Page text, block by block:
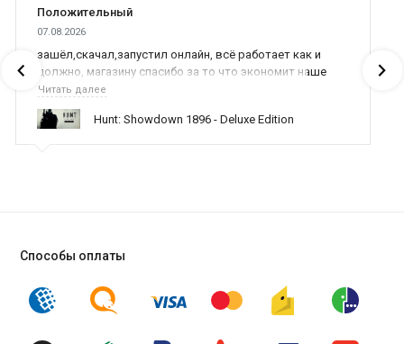
Положительный
07.08.2026
зашёл,скачал,запустил онлайн, всё работает как и
должно, магазину спасибо за то что экономит наше
время,нервы и деньги, ребята вы красава оказываете
поддержку населению и походу из всех только вы и
оказываете помощь
Читать далее
Hunt: Showdown 1896 - Deluxe Edition
Способы оплаты